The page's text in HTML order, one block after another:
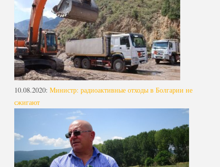
10.08.2020: Министр: радиоактивные отходы в Болгарии не
сжигают